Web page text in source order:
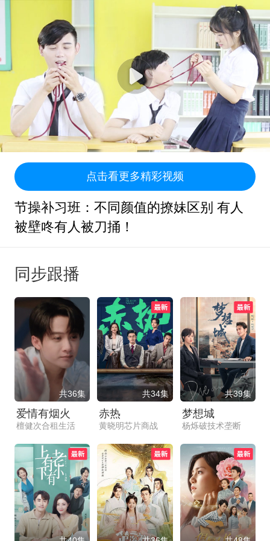
点击看更多精彩视频
节操补习班：不同颜值的撩妹区别 有人
被壁咚有人被刀捅！
同步跟播
共36集
爱情有烟火
檀健次合租生活
共34集
赤热
黄晓明芯片商战
共39集
梦想城
杨烁破技术垄断